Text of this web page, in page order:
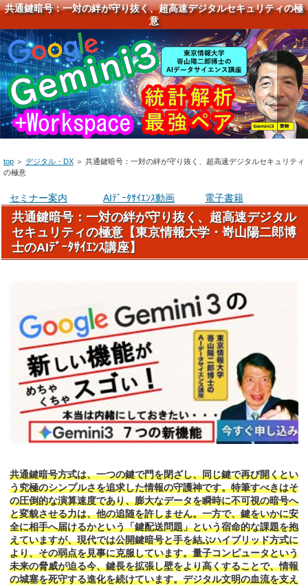
共通鍵暗号：一対の絆が守り抜く、超高速デジタルセキュリティの極
意
top ＞ デジタル・DX ＞ 共通鍵暗号：一対の絆が守り抜く、超高速デジタルセキュリティ
の極意
セミナー案内 AIﾃﾞｰﾀｻｲｴﾝｽ動画 電子書籍
共通鍵暗号：一対の絆が守り抜く、超高速デジタル
セキュリティの極意【東京情報大学・嵜山陽二郎博
士のAIﾃﾞｰﾀｻｲｴﾝｽ講座】
共通鍵暗号方式は、一つの鍵で門を閉ざし、同じ鍵で再び開くとい
う究極のシンプルさを追求した情報の守護神です。特筆すべきはそ
の圧倒的な演算速度であり、膨大なデータを瞬時に不可視の暗号へ
と変貌させる力は、他の追随を許しません。一方で、鍵をいかに安
全に相手へ届けるかという「鍵配送問題」という宿命的な課題を抱
えていますが、現代では公開鍵暗号と手を結ぶハイブリッド方式に
より、その弱点を見事に克服しています。量子コンピュータという
未来の脅威が迫る今、鍵長を拡張し壁をより高くすることで、情報
の城塞を死守する進化を続けています。デジタル文明の血流を支え